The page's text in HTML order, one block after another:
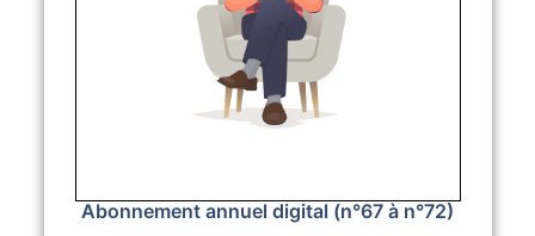
Abonnement annuel digital (n°67 à n°72)